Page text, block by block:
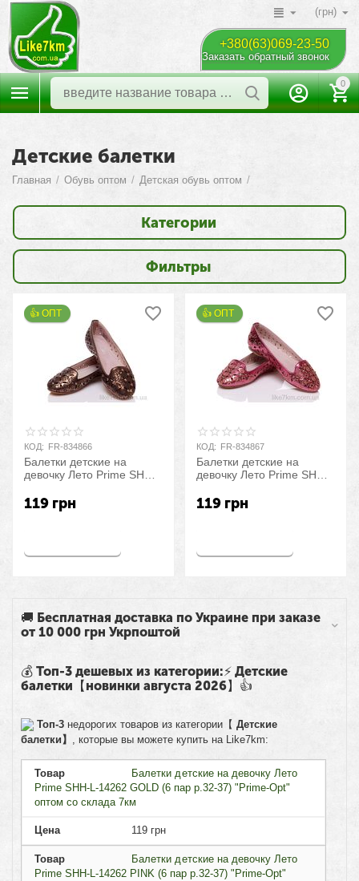
(грн)
+380(63)069-23-50
Заказать обратный звонок
0
Детские балетки
Главная / Обувь оптом / Детская обувь оптом /
Категории
Фильтры
🚚 Бесплатная доставка по Украине при заказе
от 10 000 грн Укрпоштой
💰 Топ-3 дешевых из категории:⚡ Детские
балетки【новинки августа 2026】👍
Топ-3 недорогих товаров из категории【Детские
балетки】
, которые вы можете купить на Like7km:
Товар
Балетки детские на девочку Лето
Prime SHH-L-14262 GOLD (6 пар р.32-37) "Prime-Opt"
оптом со склада 7км
Цена 119 грн
Товар
Балетки детские на девочку Лето
Prime SHH-L-14262 PINK (6 пар р.32-37) "Prime-Opt"
👍 ОПТ
КОД: FR-834866
Балетки детские на
девочку Лето Prime SHH-
р.32-37) "Prime-Opt"
оптом со склада 7км
119 грн
👍 ОПТ
КОД: FR-834867
Балетки детские на
девочку Лето Prime SHH-
37) "Prime-Opt" оптом со
склада 7км
119 грн